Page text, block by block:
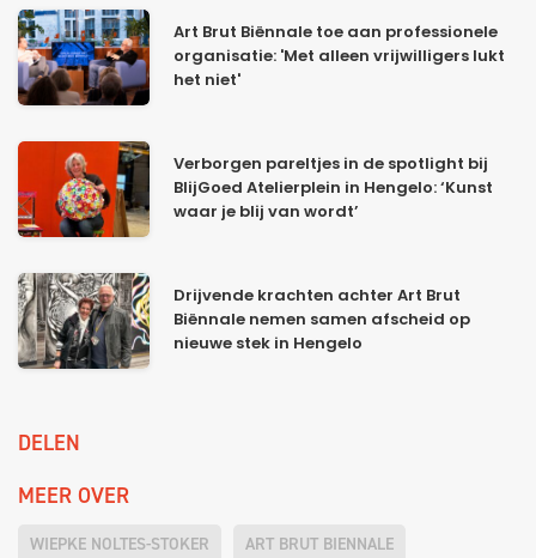
Art Brut Biënnale toe aan professionele
organisatie: 'Met alleen vrijwilligers lukt
het niet'
Verborgen pareltjes in de spotlight bij
BlijGoed Atelierplein in Hengelo: ‘Kunst
waar je blij van wordt’
Drijvende krachten achter Art Brut
Biënnale nemen samen afscheid op
nieuwe stek in Hengelo
DELEN
MEER OVER
WIEPKE NOLTES-STOKER ART BRUT BIENNALE